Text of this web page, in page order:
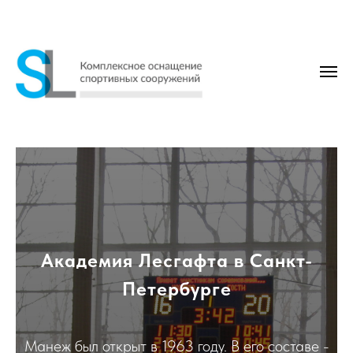
Академия Лесгафта в Санкт-
Петербурге
Манеж был открыт в 1963 году. В его составе -